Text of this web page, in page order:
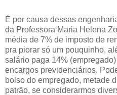
É por causa dessas
da Professora Maria Helena
média de 7% de imposto de
pra piorar só um pouquinho,
salário paga 14%
encargos previdenciários.
bolso do empregado, metade
patrão, se considerarmos